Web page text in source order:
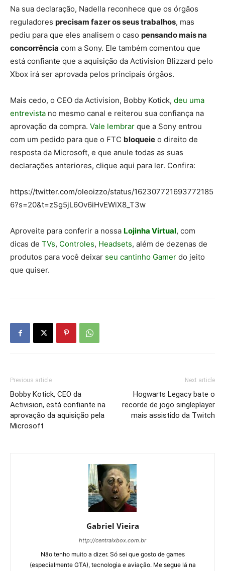
Na sua declaração, Nadella reconhece que os órgãos
reguladores precisam fazer os seus trabalhos, mas
pediu para que eles analisem o caso pensando mais na
concorrência com a Sony. Ele também comentou que
está confiante que a aquisição da Activision Blizzard pelo
Xbox irá ser aprovada pelos principais órgãos.
Mais cedo, o CEO da Activision, Bobby Kotick, deu uma
entrevista no mesmo canal e reiterou sua confiança na
aprovação da compra. Vale lembrar que a Sony entrou
com um pedido para que o FTC bloqueie o direito de
resposta da Microsoft, e que anule todas as suas
declarações anteriores, clique aqui para ler. Confira:
https://twitter.com/oleoizzo/status/162307721693772185
6?s=20&t=zSg5jL6Ov6iHvEWiX8_T3w
Aproveite para conferir a nossa Lojinha Virtual, com
dicas de TVs, Controles, Headsets, além de dezenas de
produtos para você deixar seu cantinho Gamer do jeito
que quiser.
Previous article
Bobby Kotick, CEO da
Activision, está confiante na
aprovação da aquisição pela
Microsoft
Next article
Hogwarts Legacy bate o
recorde de jogo singleplayer
mais assistido da Twitch
Gabriel Vieira
http://centralxbox.com.br
Não tenho muito a dizer. Só sei que gosto de games
(especialmente GTA), tecnologia e aviação. Me segue lá na